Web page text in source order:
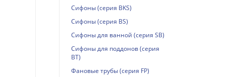
Сифоны (серия BKS)
Сифоны (серия BS)
Сифоны для ванной (серия SB)
Сифоны для поддонов (серия
BT)
Фановые трубы (серия FP)